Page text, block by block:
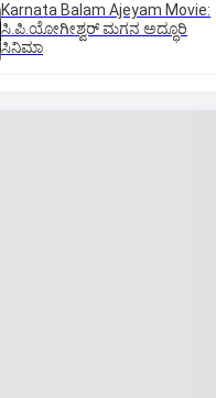
Karnata Balam Ajeyam Movie:
ಸಿ.ಪಿ.ಯೋಗೀಶ್ವರ್‌ ಮಗನ ಅದ್ಧೂರಿ
ಸಿನಿಮಾ